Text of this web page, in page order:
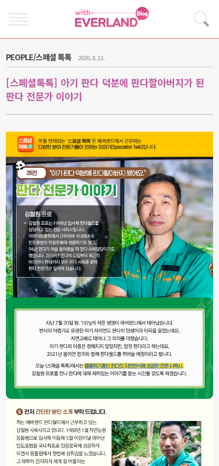
PEOPLE/스페셜 톡톡 2020. 8. 13.
[스페셜톡톡] 아기 판다 덕분에 판다할아버지가 된
판다 전문가 이야기